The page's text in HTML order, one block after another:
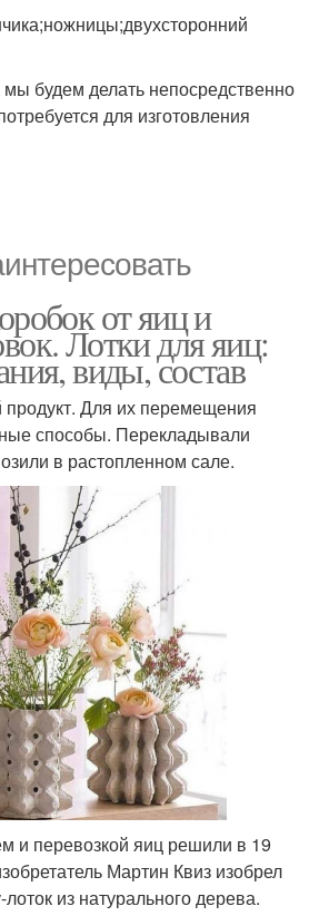
мы будем делать непосредственно
для изготовления
от яиц и
Лотки для яиц:
виды, состав
продукт. Для их перемещения
способы. Перекладывали
в растопленном сале.
и перевозкой яиц решили в 19
Мартин Квиз изобрел
из натурального дерева.